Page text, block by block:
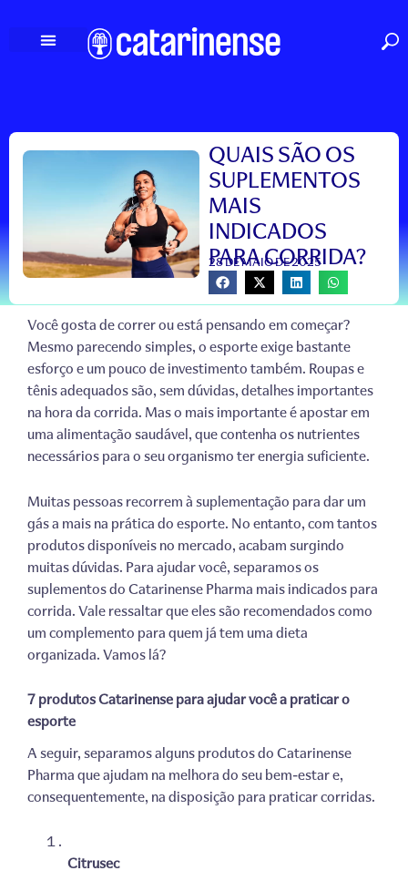
QUAIS SÃO OS
SUPLEMENTOS
MAIS
INDICADOS
PARA CORRIDA?
28 DE MAIO DE 2025
Você gosta de correr ou está pensando em começar?
Mesmo parecendo simples, o esporte exige bastante
esforço e um pouco de investimento também. Roupas e
tênis adequados são, sem dúvidas,detalhes importantes
na hora da corrida. Mas o mais importante é apostar em
uma alimentação saudável, que contenha os nutrientes
necessários para o seu organismoter energiasuficiente.
Muitas pessoas recorrem à suplementação para dar um
gás a mais na prática do esporte. No entanto, com tantos
produtos disponíveis no mercado, acabam surgindo
muitas dúvidas. Para ajudar você, separamos os
suplementosdo Catarinense Pharma mais indicados para
corrida. Vale ressaltar que eles são recomendados como
um complemento para quem já tem uma dieta
organizada. Vamos lá?
7 produtosCatarinense para ajudar você a praticar o
esporte
A seguir, separamos alguns produtos do Catarinense
Pharma que ajudam na melhora do seu bem-estar e,
consequentemente, na disposição para praticar corridas.
Citrusec